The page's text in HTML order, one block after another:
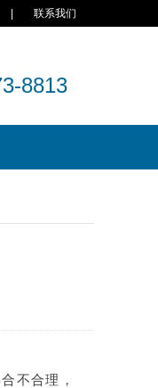
联系我们
8813
不合理，